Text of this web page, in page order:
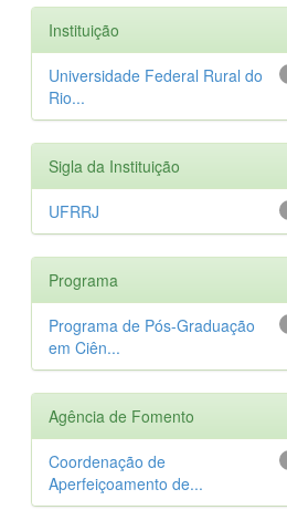
Instituição
Universidade Federal Rural do
Rio...
Sigla da Instituição
UFRRJ
Programa
Programa de Pós-Graduação
em Ciên...
Agência de Fomento
Coordenação de
Aperfeiçoamento de...